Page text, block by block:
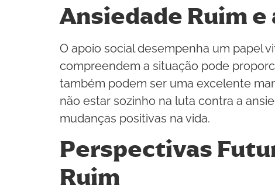
Ansiedade Ruim
O apoio social desempenha um papel
compreendem a situação pode
também podem ser uma excelente
não estar sozinho na luta contra a
mudanças positivas na vida.
Perspectivas
Ruim